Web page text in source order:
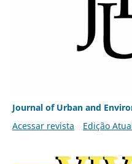
Journal of Urban and
Acessar revista
Edição